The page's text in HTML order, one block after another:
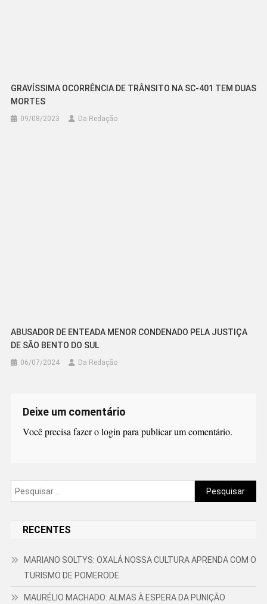
GRAVÍSSIMA OCORRÊNCIA DE TRÂNSITO NA SC-401 TEM DUAS
MORTES
09/08/2023 Da Redação
ABUSADOR DE ENTEADA MENOR CONDENADO PELA JUSTIÇA
DE SÃO BENTO DO SUL
06/07/2024 Da Redação
Deixe um comentário
Você precisa fazer ologinpara publicar um comentário.
Pesquisar
por:
RECENTES
MARIANO SOLTYS: OXALÁ NOSSA CULTURA APRENDA COM O
TURISMO DE POMERODE
MAURÉLIO MACHADO: ALMAS À ESPERA DA PUNIÇÃO